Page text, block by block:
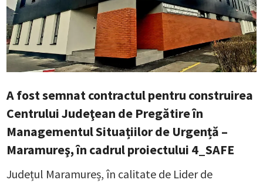
A fost semnat contractul pentru construirea
Centrului Judeţean de Pregătire în
Managementul Situațiilor de Urgență –
Maramureş, în cadrul proiectului 4_SAFE
Județul Maramureș, în calitate de Lider de